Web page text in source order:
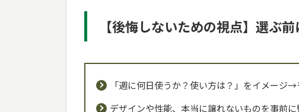
【後悔しないための視点】選ぶ
「週に何日使うか？使い方は？」をイメージ
デザインや性能、本当に譲れないものを事前に